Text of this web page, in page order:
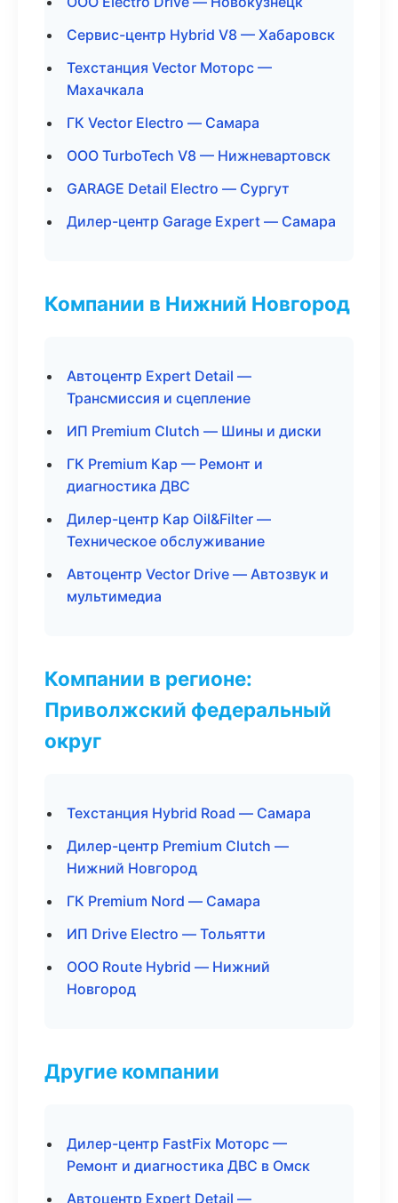
Сервис-центр Hybrid V8 — Хабаровск
Техстанция Vector Моторс —
Махачкала
ГК Vector Electro — Самара
ООО TurboTech V8 — Нижневартовск
GARAGE Detail Electro — Сургут
Дилер-центр Garage Expert — Самара
Компании в Нижний Новгород
Автоцентр Expert Detail —
Трансмиссия и сцепление
ИП Premium Clutch — Шины и диски
ГК Premium Кар — Ремонт и
диагностика ДВС
Дилер-центр Кар Oil&Filter —
Техническое обслуживание
Автоцентр Vector Drive — Автозвук и
мультимедиа
Компании в регионе:
Приволжский федеральный
округ
Техстанция Hybrid Road — Самара
Дилер-центр Premium Clutch —
Нижний Новгород
ГК Premium Nord — Самара
ИП Drive Electro — Тольятти
ООО Route Hybrid — Нижний
Новгород
Другие компании
Дилер-центр FastFix Моторс —
Ремонт и диагностика ДВС в Омск
Автоцентр Expert Detail —